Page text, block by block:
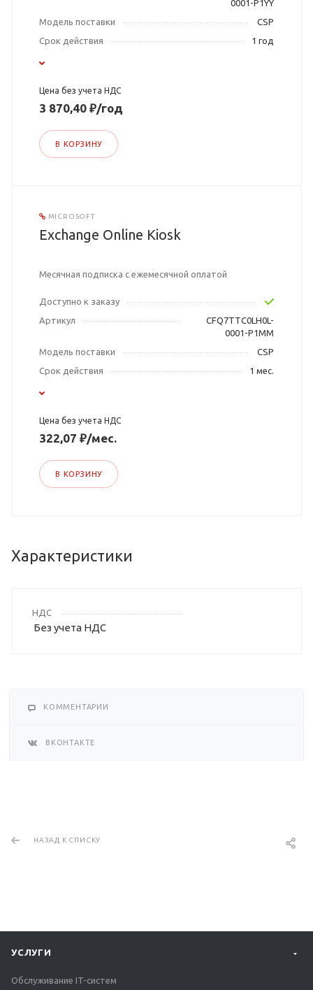
0001-P1YY
Модель поставки
CSP
Срок действия
1 год
Цена без учета НДС
3 870,40 ₽/год
В КОРЗИНУ
MICROSOFT
Exchange Online Kiosk
Месячная подписка с ежемесячной оплатой
Доступно к заказу
Артикул
CFQ7TTC0LH0L-
0001-P1MM
Модель поставки
CSP
Срок действия
1 мес.
Цена без учета НДС
322,07 ₽/мес.
В КОРЗИНУ
Характеристики
НДС
Без учета НДС
КОММЕНТАРИИ
ВКОНТАКТЕ
НАЗАД К СПИСКУ
УСЛУГИ
Обслуживание IT-систем